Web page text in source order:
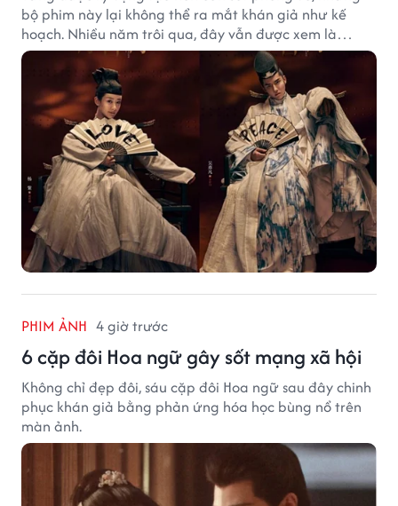
bộ phim này lại không thể ra mắt khán giả như kế
hoạch. Nhiều năm trôi qua, đây vẫn được xem là
trường hợp đáng tiếc bậc nhất của màn ảnh Hoa ngữ.
PHIM ẢNH 4 giờ trước
6 cặp đôi Hoa ngữ gây sốt mạng xã hội
Không chỉ đẹp đôi, sáu cặp đôi Hoa ngữ sau đây chinh
phục khán giả bằng phản ứng hóa học bùng nổ trên
màn ảnh.